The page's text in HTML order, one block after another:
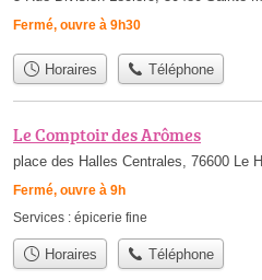
Fermé, ouvre à 9h30
Horaires Téléphone
Le Comptoir des Arômes
place des Halles Centrales, 76600 Le
Fermé, ouvre à 9h
Services : épicerie fine
Horaires Téléphone